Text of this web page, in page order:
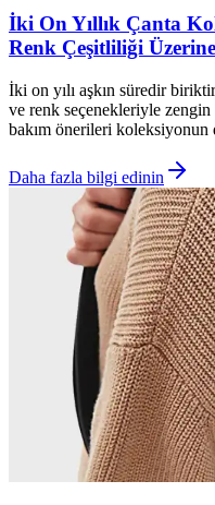
İki On Yıllık Çanta
Renk Çeşitliliği
İki on yılı aşkın süredir
ve renk seçenekleriyle
bakım önerileri koleksiyonun
Daha fazla bilgi edinin